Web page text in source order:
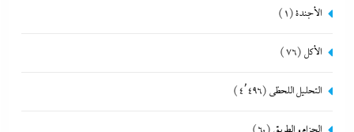
الأجندة(1)
الأكل (76)
التحليل اللحظي (4٬496)